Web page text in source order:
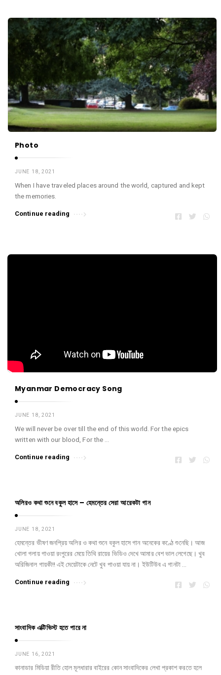
Photo
JUNE 18, 2021
When I have traveled places around the world, captured and kept
the memories.
Continue reading
Myanmar Democracy Song
JUNE 18, 2021
We will never be over till the end of this world. For the epics
written with our blood, For the …
Continue reading
অলিরও কথা শুনে বকুল হাসে – হেমন্তের সেরা আরেকটা গান
JUNE 18, 2021
হেমন্তের ভীষণ জনপ্রিয় অলির ও কথা শুনে বকুল হাসে গান অনেকের কণ্ঠে শুনেছি। আজ
খোলা গলায় গাওয়া রংপুরের মেয়ে তিথি রায়ের ভিডিও দেখে আমার বেশ ভাল লেগেছে। খুব
অরিজিনাল গায়কী!! এই মেয়েটাকে নেটে খুব পাওয়া যায় না। ইউটিউব এ গানটা …
Continue reading
সাংবাদিক এক্টিভিস্ট হতে পারে না
JUNE 16, 2021
কানাডার মিডিয়া রীতি হোল মূলধারার বাইরের কোন সাংবাদিকের লেখা প্রকাশ করতে হলে